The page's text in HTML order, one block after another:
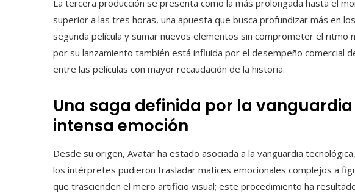
La tercera producción se presenta como la más prolongada hasta el
superior a las tres horas, una apuesta que busca profundizar más en
segunda película y sumar nuevos elementos sin comprometer el ritmo
por su lanzamiento también está influida por el desempeño comercial
entre las películas con mayor recaudación de la historia.
Una saga definida por la
intensa emoción
Desde su origen, Avatar ha estado asociada a la vanguardia
los intérpretes pudieron trasladar matices emocionales complejos a
que trascienden el mero artificio visual; este procedimiento ha